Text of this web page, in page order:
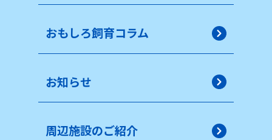
おもしろ飼育コラム
お知らせ
周辺施設のご紹介